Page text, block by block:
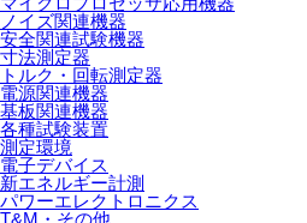
ノイズ関連機器
安全関連試験機器
寸法測定器
トルク・回転測定器
電源関連機器
基板関連機器
各種試験装置
測定環境
電子デバイス
新エネルギー計測
パワーエレクトロニクス
T&M・その他